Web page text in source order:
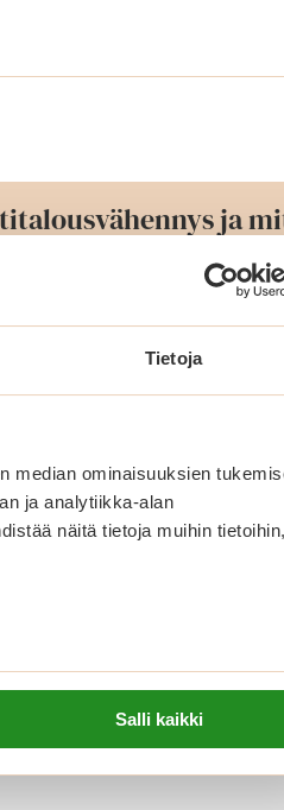
Tietoja
median ominaisuuksien
ja analytiikka-alan
näitä tietoja muihin
Salli kaikki
ja
on etu, jota voi
ja siivouksesta, mutta
ja hoivaan kuten
pukemiseen,